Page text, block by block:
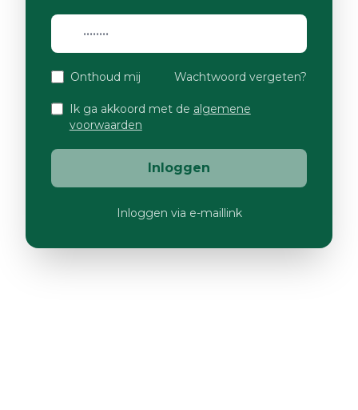
Onthoud mij Wachtwoord vergeten?
Ik ga akkoord met de algemene
voorwaarden
Inloggen
Inloggen via e-maillink